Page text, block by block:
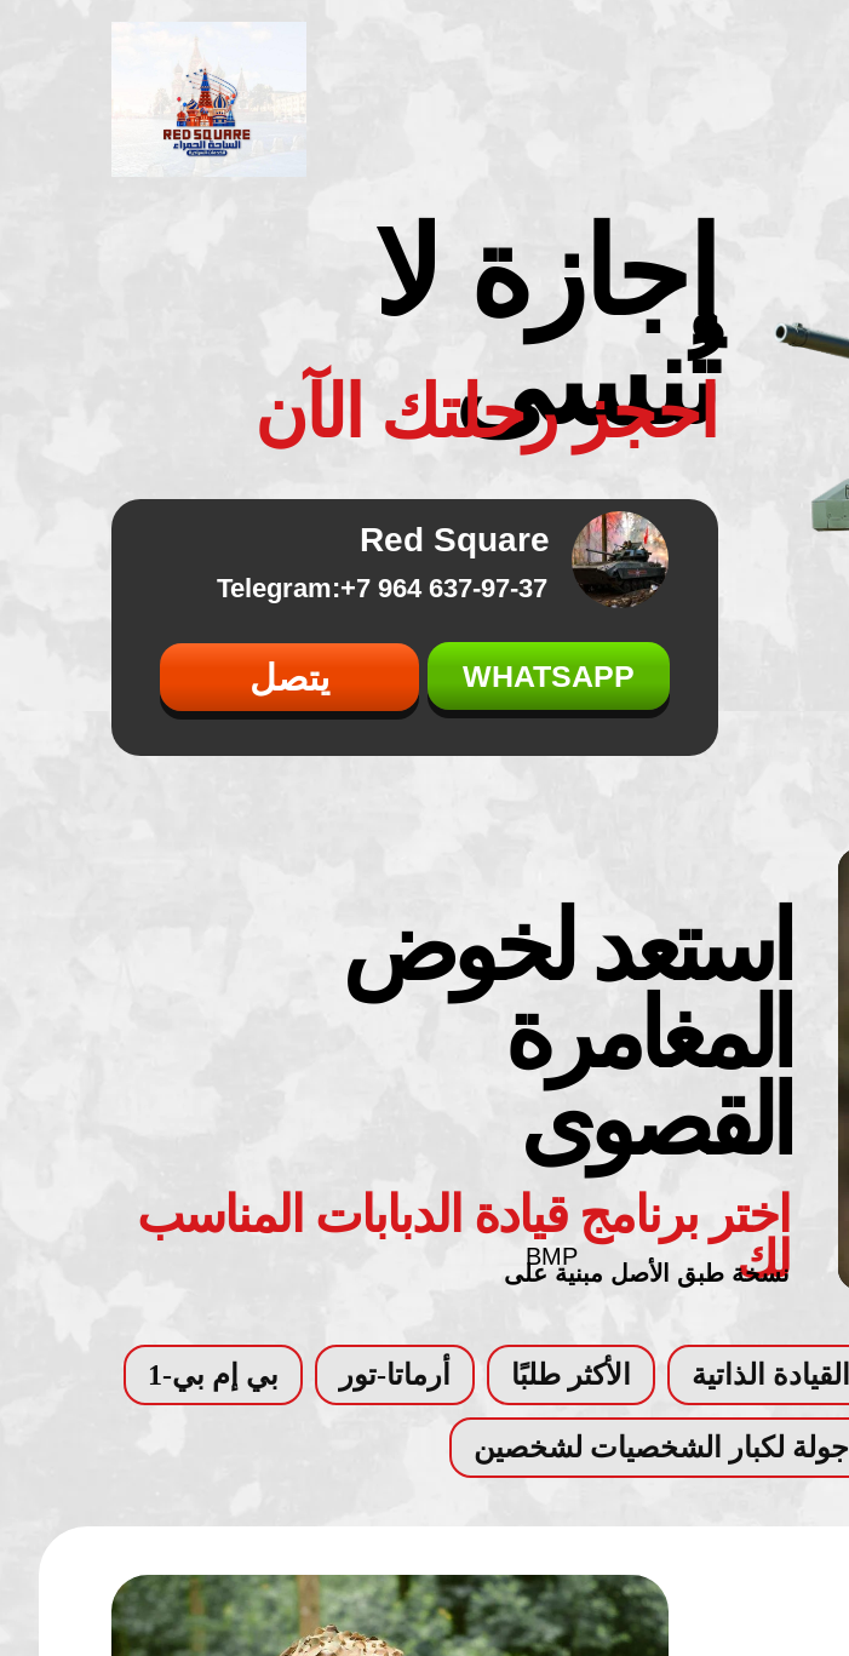
إجازة لا
تُنسى
احجز رحلتك الآن
Red Square
637-97-37 964 7+:Telegram
يتصل WHATSAPP
استعد لخوض
المغامرة
القصوى
اختر برنامج قيادة الدبابات المناسب
لك
نسخة طبق الأصل مبنية على
BMP
بي إم بي-1 أرماتا-تور الأكثر طلبًا القيادة الذاتية
جولة لكبار الشخصيات لشخصين